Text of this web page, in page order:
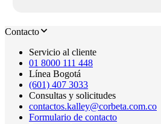
Contacto
Servicio al cliente
01 8000 111 448
Línea Bogotá
(601) 407 3033
Consultas y solicitudes
contactos.kalley@corbeta.com.co
Formulario de contacto